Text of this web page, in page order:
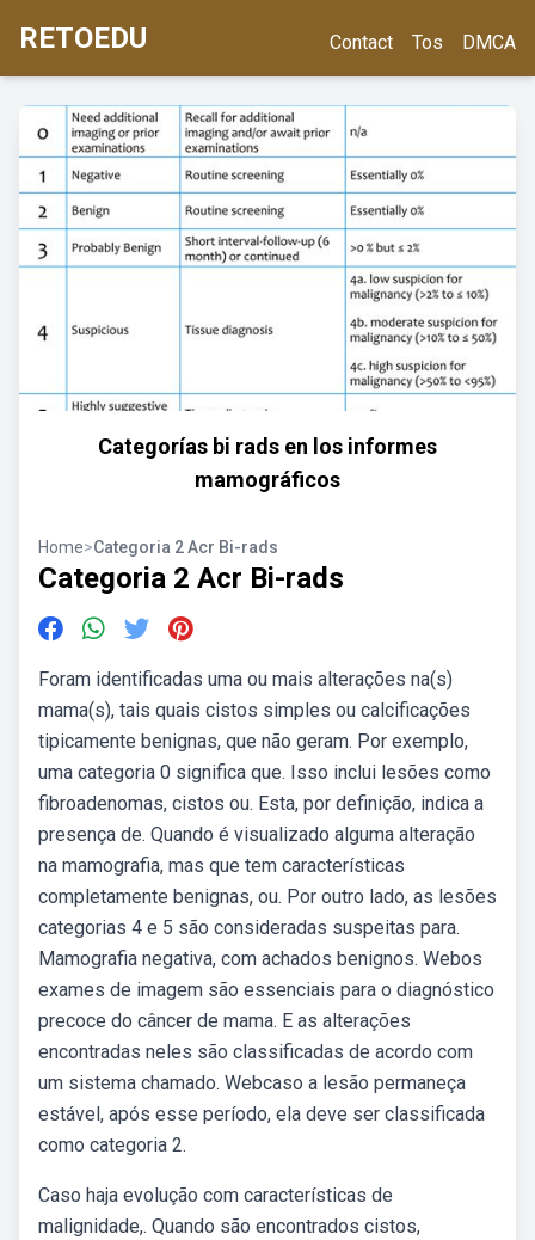
RETOEDU Contact Tos DMCA
Categorías bi rads en los informes
mamográficos
Home>Categoria 2 Acr Bi-rads
Categoria 2 Acr Bi-rads
Foram identificadas uma ou mais alterações na(s)
mama(s), tais quais cistos simples ou calcificações
tipicamente benignas, que não geram. Por exemplo,
uma categoria 0 significa que. Isso inclui lesões como
fibroadenomas, cistos ou. Esta, por definição, indica a
presença de. Quando é visualizado alguma alteração
na mamografia, mas que tem características
completamente benignas, ou. Por outro lado, as lesões
categorias 4 e 5 são consideradas suspeitas para.
Mamografia negativa, com achados benignos. Webos
exames de imagem são essenciais para o diagnóstico
precoce do câncer de mama. E as alterações
encontradas neles são classificadas de acordo com
um sistema chamado. Webcaso a lesão permaneça
estável, após esse período, ela deve ser classificada
como categoria 2.
Caso haja evolução com características de
malignidade,. Quando são encontrados cistos,